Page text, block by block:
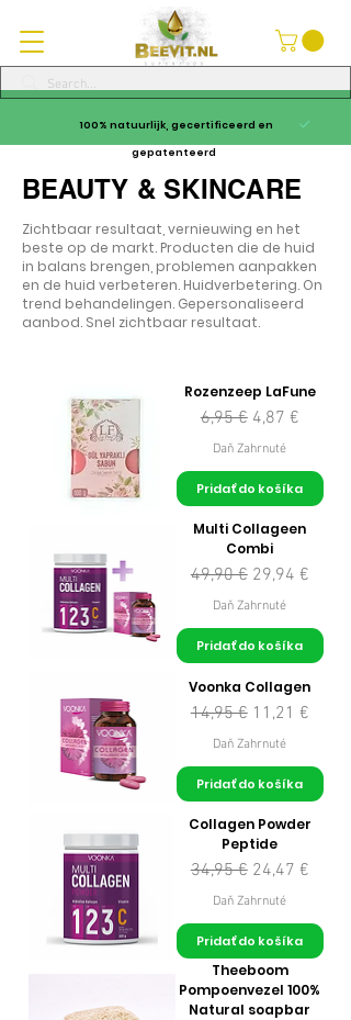
100% natuurlijk, gecertificeerd en
gepatenteerd
BEAUTY & SKINCARE
Zichtbaar resultaat, vernieuwing en het
beste op de markt. Producten die de huid
in balans brengen, problemen aanpakken
en de huid verbeteren. Huidverbetering. On
trend behandelingen. Gepersonaliseerd
aanbod. Snel zichtbaar resultaat.
Rozenzeep LaFune
Normálna cena
6,95 € Zľavnená cena
4,87 €
Daň Zahrnuté
Pridať do košíka
Multi Collageen
Combi
Normálna cena
49,90 € Zľavnená cena
29,94 €
Daň Zahrnuté
Pridať do košíka
Voonka Collagen
Normálna cena
14,95 € Zľavnená cena
11,21 €
Daň Zahrnuté
Pridať do košíka
Collagen Powder
Peptide
Normálna cena
34,95 € Zľavnená cena
24,47 €
Daň Zahrnuté
Pridať do košíka
Theeboom
Pompoenvezel 100%
Natural soapbar